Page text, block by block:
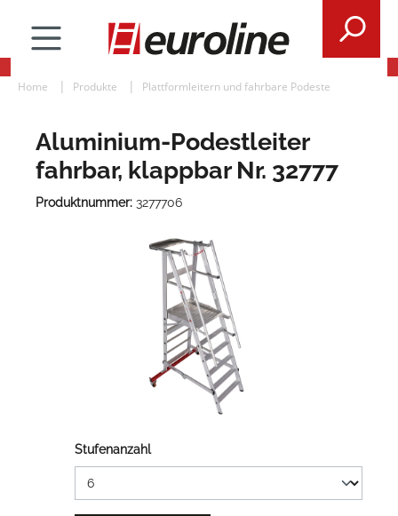
Home Produkte Plattformleitern und fahrbare Podeste
Aluminium-Podestleiter
fahrbar, klappbar Nr. 32777
Produktnummer: 3277706
Stufenanzahl